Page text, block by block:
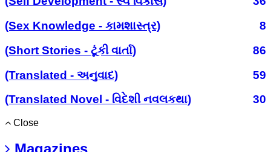
(Sex Knowledge - કામશાસ્ત્ર)
8
(Short Stories - ટૂંકી વાર્તા)
86
(Translated - અનુવાદ)
59
(Translated Novel - વિદેશી નવલકથા)
30
Close
Magazines